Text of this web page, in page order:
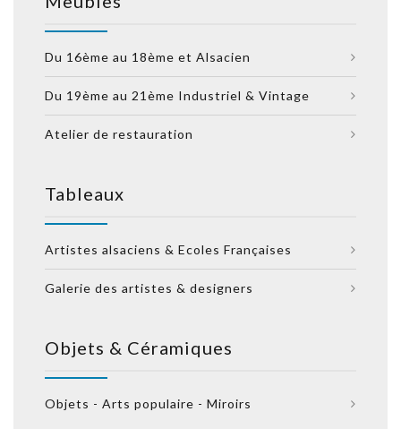
Du 16ème au 18ème et Alsacien
Du 19ème au 21ème Industriel & Vintage
Atelier de restauration
Tableaux
Artistes alsaciens & Ecoles Françaises
Galerie des artistes & designers
Objets & Céramiques
Objets - Arts populaire - Miroirs